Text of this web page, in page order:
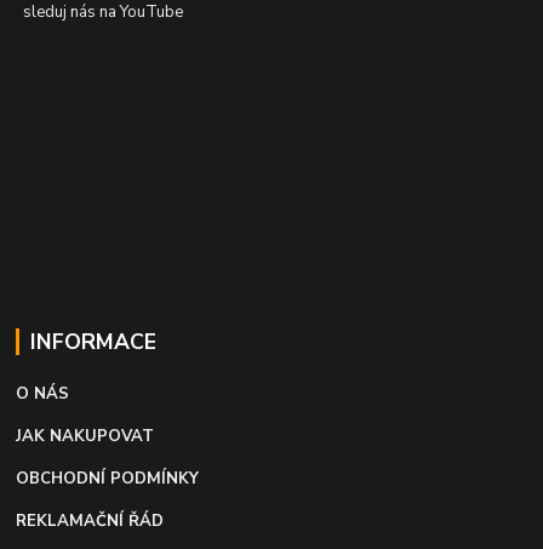
sleduj nás na YouTube
INFORMACE
O NÁS
JAK NAKUPOVAT
OBCHODNÍ PODMÍNKY
REKLAMAČNÍ ŘÁD